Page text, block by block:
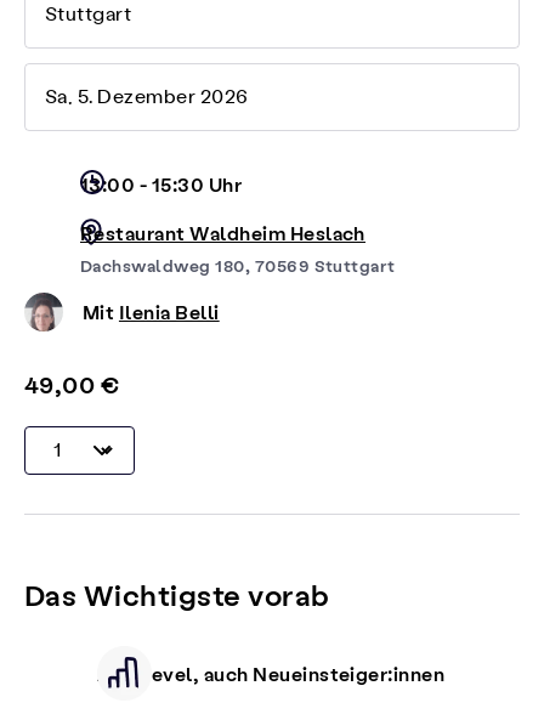
Stuttgart
Sa, 5. Dezember 2026
13:00 - 15:30 Uhr
Restaurant Waldheim Heslach
Dachswaldweg 180, 70569 Stuttgart
Mit Ilenia Belli
49,00 €
Das Wichtigste vorab
Alle Level, auch Neueinsteiger:innen